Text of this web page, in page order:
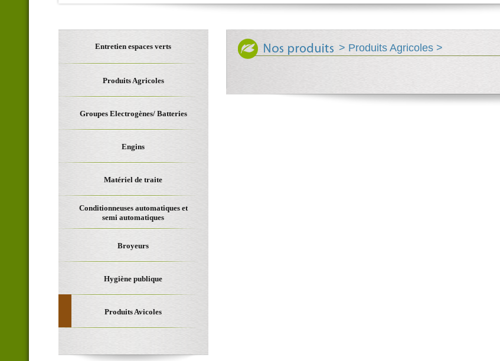
Entretien espaces verts
Produits Agricoles
Groupes Electrogènes/ Batteries
Engins
Matériel de traite
Conditionneuses automatiques et
semi automatiques
Broyeurs
Hygiène publique
Produits Avicoles
> Produits Agricoles>